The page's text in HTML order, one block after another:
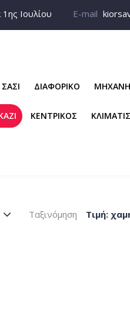
Ιουλίου E-mail
ΔΙΑΦΟΡΙΚΟ ΜΗΧΑΝΗ
ΚΕΝΤΡΙΚΟΣ
Ταξινόμηση Tιμή: